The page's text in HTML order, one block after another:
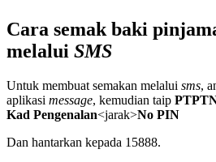
Cara semak baki
melalui SMS
Untuk membuat semakan melalui sms,
aplikasi message, kemudian taip
Kad Pengenalan<jarak>No PIN
Dan hantarkan kepada 15888.